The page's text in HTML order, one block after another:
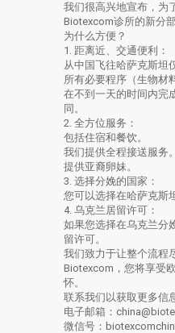
我们很高兴地宣布，为
Biotexcom诊所的新分
为什么方便？
1. 距离近、交通便利：
从中国飞往哈萨克斯坦
所有必要程序（生物材
在不到一天的时间内完
同。
2. 全方位服务：
包括住宿和餐饮。
我们提供全程接送服务。
提供亚裔卵妹。
3. 选择分娩的国家：
您可以选择在哈萨克斯
4. 乌克兰居留许可：
如果您选择在乌克兰分
留许可。
我们致力于让整个流程
Biotexcom，您将享受
怀。
联系我们以获取更多信
电子邮箱：
微信号：